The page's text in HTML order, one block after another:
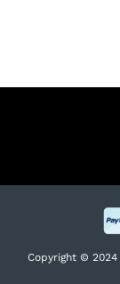
Copyright © 2024